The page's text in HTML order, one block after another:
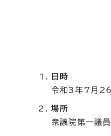
日時
令和3年7月
場所
衆議院第一議